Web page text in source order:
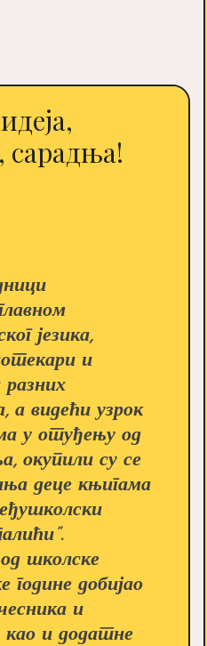
сарадња!
језика,
и
а видећи узрок
у отуђењу од
окупили су се
деце књигама
школске
године добијао
и
као и додатне